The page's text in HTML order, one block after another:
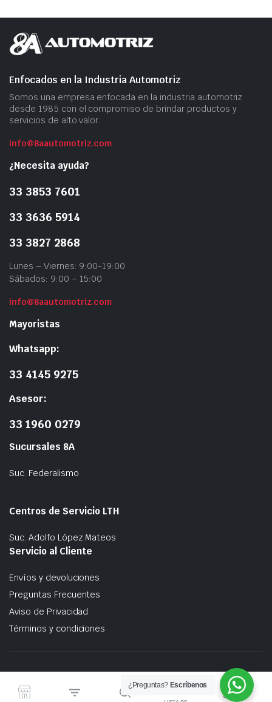
Enfocados en la Industria Automotriz
Somos una empresa​ enfocada en la industria automotriz
desde 1985 con el compromiso​ de brindar productos ​y
servicios​ de alto valor.
info@8aautomotriz.com
¿Necesita ayuda?
33 3853 7601
33 3636 5914
33 3827 2868
Lunes – Viernes: 9:00-19:00
Sábados: 9:00 – 15:00
info@8aautomotriz.com
Mayoristas
Whatsapp:
33 4145 9275
Asesor:
33 1960 0279
Sucursales 8A
Suc. Federalismo
Centros de Servicio LTH
Suc. Adolfo López Mateos
Servicio al Cliente
Envíos y devoluciones
Preguntas Frecuentes
Aviso de Privacidad
Términos y condiciones
@cnitido
¿Preguntas? Escríbenos